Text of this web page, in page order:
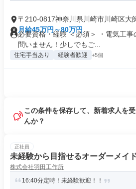
〒210-0817神奈川県川崎市川崎区大
月給45万円～80万円
必要資格・経験 ＜必須＞ ・電気工
問いません！少しでもご...
住宅手当あり 経験者歓迎 +5個
この条件を保存して、新着求人を
んか？
正社員
未経験から目指せるオーダーメイ
株式会社羽田工作所
16:40分定時！未経験歓迎！！